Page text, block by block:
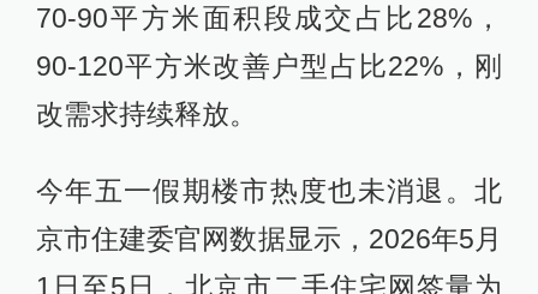
70-90平方米面积段成交占比28%，
90-120平方米改善户型占比22%，刚
改需求持续释放。
今年五一假期楼市热度也未消退。北
京市住建委官网数据显示，2026年5月
1日至5日，北京市二手住宅网签量为